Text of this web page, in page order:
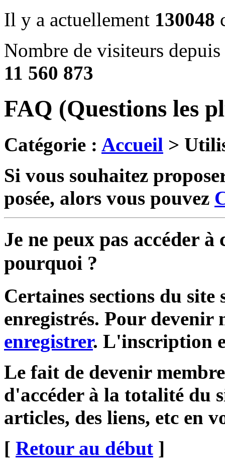
Il y a actuellement 130048
Nombre de visiteurs
11 560 873
FAQ (Questions les
Catégorie : Accueil >
Si vous souhaitez
posée, alors vous pouvez
Je ne peux pas accéder
pourquoi ?
Certaines sections du site
enregistrés. Pour devenir
enregistrer. L'inscription
Le fait de devenir
d'accéder à la totalité du
articles, des liens, etc en
[ Retour au début ]